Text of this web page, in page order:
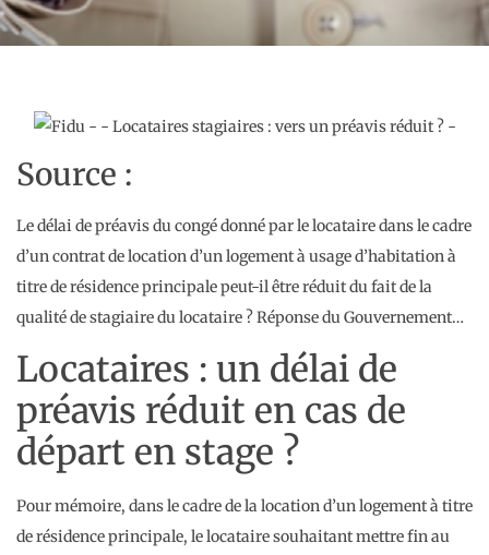
Source :
Le délai de préavis du congé donné par le locataire dans le cadre
d’un contrat de location d’un logement à usage d’habitation à
titre de résidence principale peut-il être réduit du fait de la
qualité de stagiaire du locataire ? Réponse du Gouvernement…
Locataires : un délai de
préavis réduit en cas de
départ en stage ?
Pour mémoire, dans le cadre de la location d’un logement à titre
de résidence principale, le locataire souhaitant mettre fin au